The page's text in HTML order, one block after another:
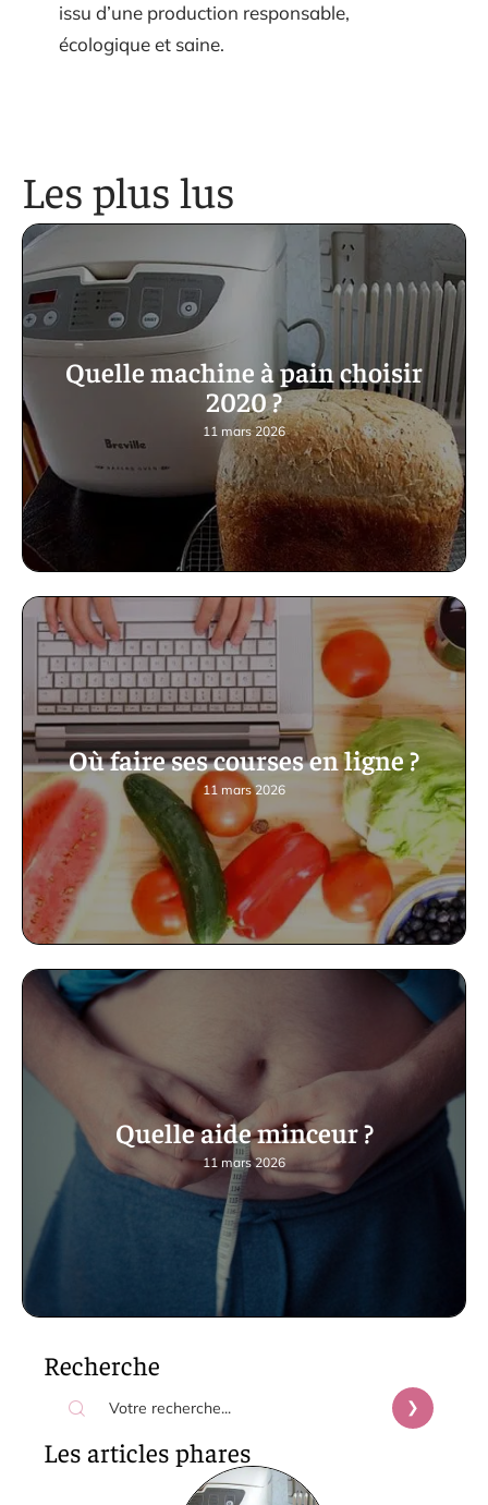
issu d’une production responsable,
écologique et saine.
Les plus lus
Quelle machine à pain choisir
2020 ?
11 mars 2026
Où faire ses courses en ligne ?
11 mars 2026
Quelle aide minceur ?
11 mars 2026
Recherche
Les articles phares